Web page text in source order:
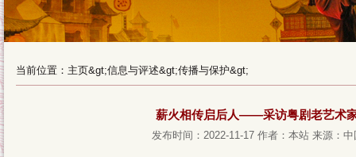
当前位置： 主页&gt;信息与评述&gt;传播与保护&gt;
薪火相传启后人——采访粤剧老艺术
发布时间：2022-11-17 作者：本站 来源：